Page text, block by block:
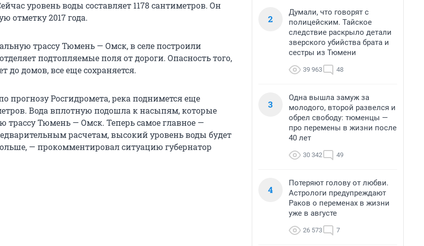
уровень воды составляет 1178 сантиметров. Он
отметку 2017 года.
трассу Тюмень — Омск, в селе построили
подтопляемые поля от дороги. Опасность того,
до домов, все еще сохраняется.
прогнозу Росгидромета, река поднимется еще
Вода вплотную подошла к насыпям, которые
Тюмень — Омск. Теперь самое главное —
расчетам, высокий уровень воды будет
— прокомментировал ситуацию губернатор
2
Думали, что говорят с
полицейским. Тайское
следствие раскрыло детали
зверского убийства брата и
сестры из Тюмени
39 963 48
3
Одна вышла замуж за
молодого, второй развелся и
обрел свободу: тюменцы —
про перемены в жизни после
40 лет
30 342 49
4
Потеряют голову от любви.
Астрологи предупреждают
Раков о переменах в жизни
уже в августе
26 573 7